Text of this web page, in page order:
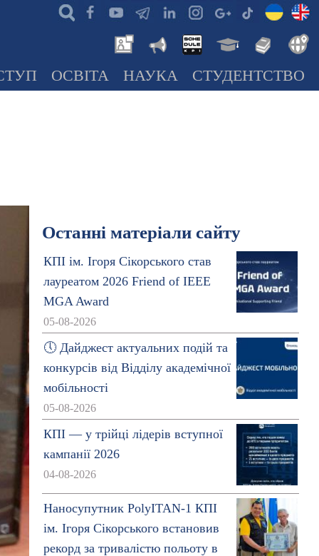
ОСВІТА НАУКА СТУДЕНТСТВО
Останні матеріали сайту
КПІ ім. Ігоря Сікорського став
лауреатом 2026 Friend of IEEE
MGA Award
05-08-2026
🕔 Дайджест актуальних подій та
конкурсів від Відділу академічної
мобільності
05-08-2026
КПІ — у трійці лідерів вступної
кампанії 2026
04-08-2026
Наносупутник PolyITAN-1 КПІ
ім. Ігоря Сікорського встановив
рекорд за тривалістю польоту в